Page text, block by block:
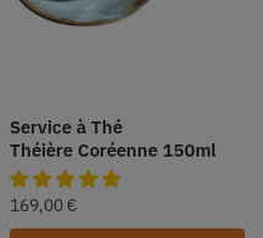
Service à Thé
Théière Coréenne 150ml
169,00 €